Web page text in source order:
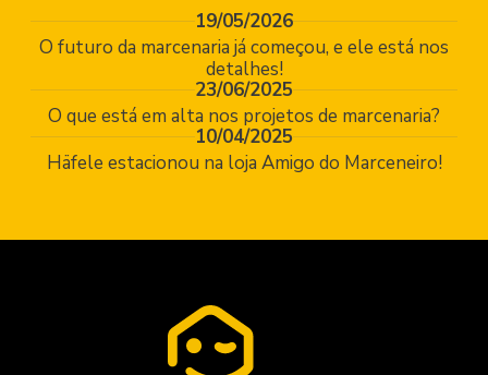
19/05/2026
O futuro da marcenaria já começou, e ele está nos
detalhes!
23/06/2025
O que está em alta nos projetos de marcenaria?
10/04/2025
Häfele estacionou na loja Amigo do Marceneiro!